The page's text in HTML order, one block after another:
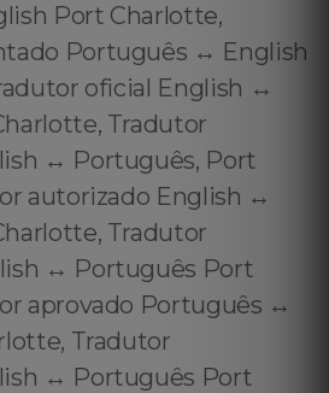
Port Charlotte,
Português ↔️ English
oficial English ↔️
Tradutor
↔️ Português, Port
autorizado English ↔️
Tradutor
↔️ Português Port
aprovado Português ↔️
Tradutor
↔️ Português Port